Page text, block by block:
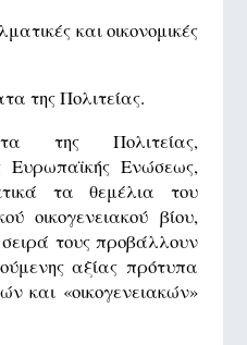
και οικονομικές
της Πολιτείας.
της Πολιτείας,
Ευρωπαϊκής Ενώσεως,
τα θεμέλια του
οικογενειακού βίου,
τους προβάλλουν
αξίας πρότυπα
και «οικογενειακών»